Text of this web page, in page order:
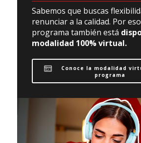
Sabemos que buscas
renunciar a la calidad. Por
programa también está
modalidad 100% virtual.
Conoce la modalidad
programa